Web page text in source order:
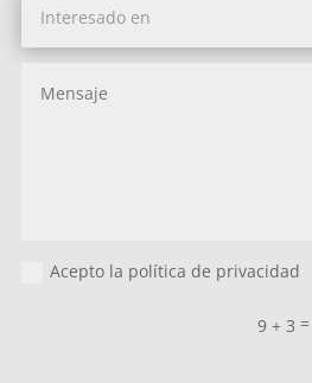
Acepto la política de privacidad
9 + 3 =